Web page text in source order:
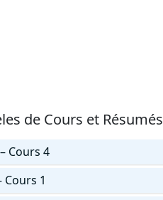
de Cours et Résumés
Cours 4
1